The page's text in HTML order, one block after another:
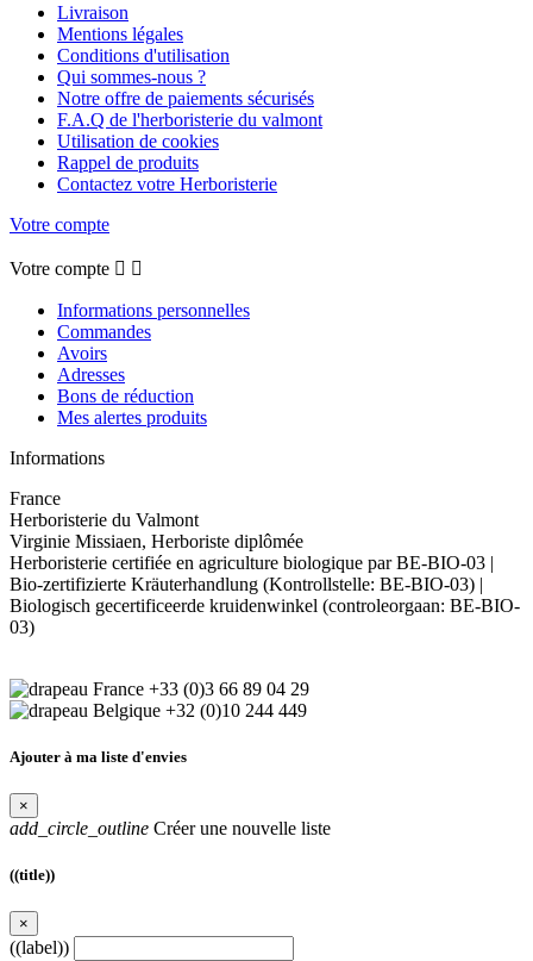
Livraison
Mentions légales
Conditions d'utilisation
Qui sommes-nous ?
Notre offre de paiements sécurisés
F.A.Q de l'herboristerie du valmont
Utilisation de cookies
Rappel de produits
Contactez votre Herboristerie
Votre compte
Votre compte  
Informations personnelles
Commandes
Avoirs
Adresses
Bons de réduction
Mes alertes produits
Informations
France
Herboristerie du Valmont
Virginie Missiaen, Herboriste diplômée
Herboristerie certifiée en agriculture biologique par BE-BIO-03 |
Bio-zertifizierte Kräuterhandlung (Kontrollstelle: BE-BIO-03) |
Biologisch gecertificeerde kruidenwinkel (controleorgaan: BE-BIO-
03)
+33 (0)3 66 89 04 29
+32 (0)10 244 449
Ajouter à ma liste d'envies
×
add_circle_outline Créer une nouvelle liste
((title))
×
((label))